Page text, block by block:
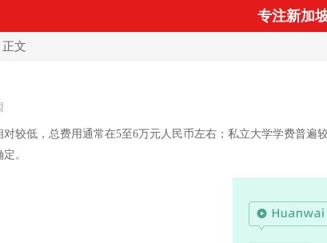
专注新加
正文
对较低，总费用通常在5至6万元人民币左右；私立大学学费普
。